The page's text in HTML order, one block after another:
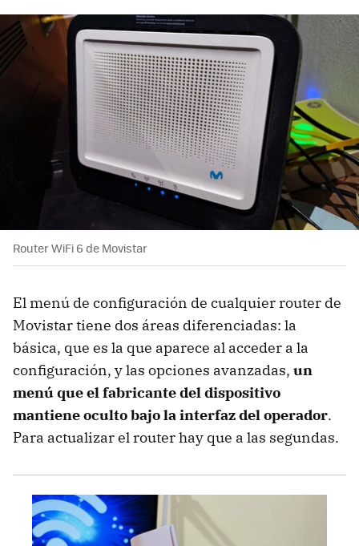
Router WiFi 6 de Movistar
El menú de configuración de cualquier router de
Movistar tiene dos áreas diferenciadas: la
básica, que es la que aparece al acceder a la
configuración, y las opciones avanzadas, un
menú que el fabricante del dispositivo
mantiene oculto bajo la interfaz del operador.
Para actualizar el router hay que a las segundas.